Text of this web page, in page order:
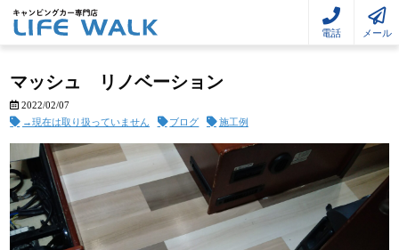
電話 メール
マッシュ リノベーション
2022/02/07
→現在は取り扱っていません
ブログ 施工例